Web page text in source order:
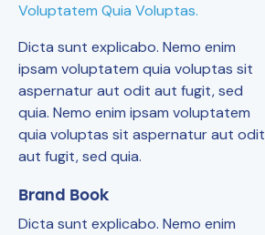
Voluptatem Quia Voluptas.
Dicta sunt explicabo. Nemo enim
ipsam voluptatem quia voluptas sit
aspernatur aut odit aut fugit, sed
quia. Nemo enim ipsam voluptatem
quia voluptas sit aspernatur aut odit
aut fugit, sed quia.
Brand Book
Dicta sunt explicabo. Nemo enim